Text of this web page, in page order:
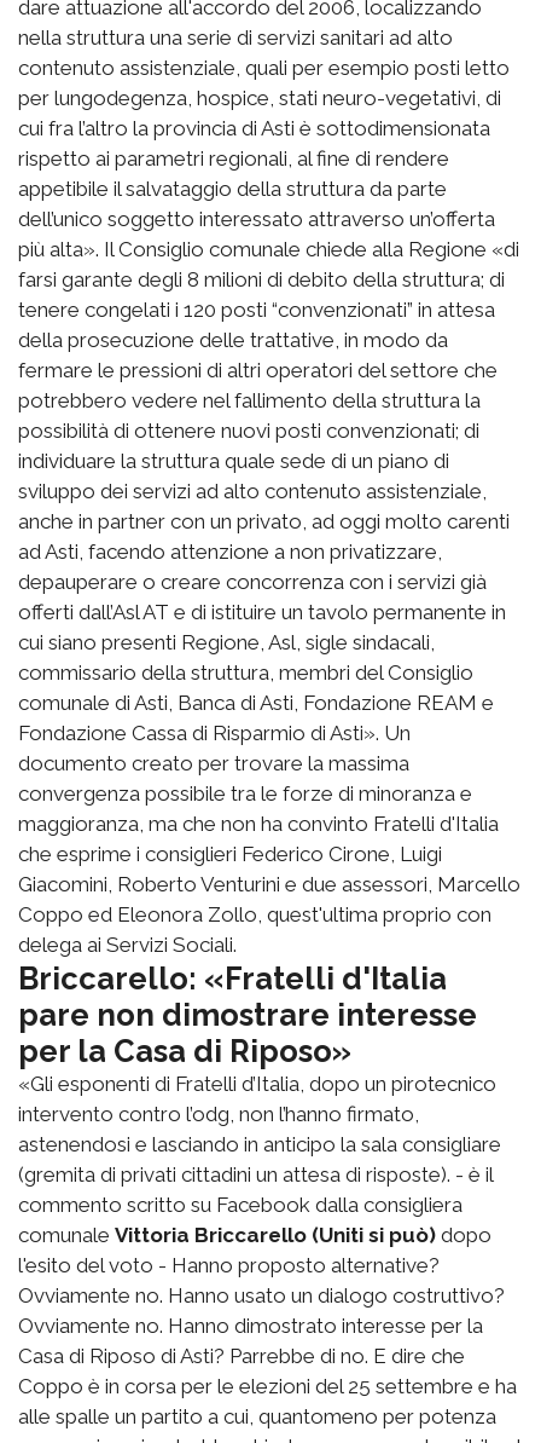
dare attuazione all'accordo del 2006, localizzando
nella struttura una serie di servizi sanitari ad alto
contenuto assistenziale, quali per esempio posti letto
per lungodegenza, hospice, stati neuro-vegetativi, di
cui fra l’altro la provincia di Asti è sottodimensionata
rispetto ai parametri regionali, al fine di rendere
appetibile il salvataggio della struttura da parte
dell’unico soggetto interessato attraverso un’offerta
più alta». Il Consiglio comunale chiede alla Regione «di
farsi garante degli 8 milioni di debito della struttura; di
tenere congelati i 120 posti “convenzionati” in attesa
della prosecuzione delle trattative, in modo da
fermare le pressioni di altri operatori del settore che
potrebbero vedere nel fallimento della struttura la
possibilità di ottenere nuovi posti convenzionati; di
individuare la struttura quale sede di un piano di
sviluppo dei servizi ad alto contenuto assistenziale,
anche in partner con un privato, ad oggi molto carenti
ad Asti, facendo attenzione a non privatizzare,
depauperare o creare concorrenza con i servizi già
offerti dall’Asl AT e di istituire un tavolo permanente in
cui siano presenti Regione, Asl, sigle sindacali,
commissario della struttura, membri del Consiglio
comunale di Asti, Banca di Asti, Fondazione REAM e
Fondazione Cassa di Risparmio di Asti». Un
documento creato per trovare la massima
convergenza possibile tra le forze di minoranza e
maggioranza, ma che non ha convinto Fratelli d'Italia
che esprime i consiglieri Federico Cirone, Luigi
Giacomini, Roberto Venturini e due assessori, Marcello
Coppo ed Eleonora Zollo, quest'ultima proprio con
delega ai Servizi Sociali.
Briccarello: «Fratelli d'Italia
pare non dimostrare interesse
per la Casa di Riposo»
«Gli esponenti di Fratelli d’Italia, dopo un pirotecnico
intervento contro l’odg, non l’hanno firmato,
astenendosi e lasciando in anticipo la sala consigliare
(gremita di privati cittadini un attesa di risposte). - è il
commento scritto su Facebook dalla consigliera
comunale Vittoria Briccarello (Uniti si può) dopo
l'esito del voto - Hanno proposto alternative?
Ovviamente no. Hanno usato un dialogo costruttivo?
Ovviamente no. Hanno dimostrato interesse per la
Casa di Riposo di Asti? Parrebbe di no. E dire che
Coppo è in corsa per le elezioni del 25 settembre e ha
alle spalle un partito a cui, quantomeno per potenza